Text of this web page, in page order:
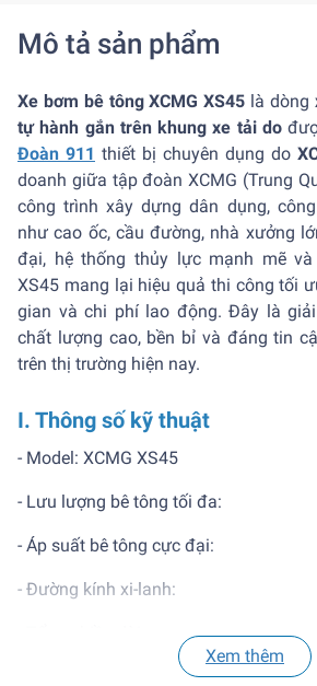
Mô tả sản phẩm
Xe bơm bê tông XCMG XS45 là dòng
tự hành gắn trên khung xe tải do
Đoàn 911 thiết bị chuyên dụng do
doanh giữa tập đoàn XCMG (Trung
công trình xây dựng dân dụng,
như cao ốc, cầu đường, nhà xưởng
đại, hệ thống thủy lực mạnh mẽ
XS45 mang lại hiệu quả thi công tối
gian và chi phí lao động. Đây là
chất lượng cao, bền bỉ và đáng tin
trên thị trường hiện nay.
I. Thông số kỹ thuật
- Model: XCMG XS45
- Lưu lượng bê tông tối đa:
- Áp suất bê tông cực đại:
- Đường kính xi-lanh:
- Trọng lượng vận hành:
Xem thêm